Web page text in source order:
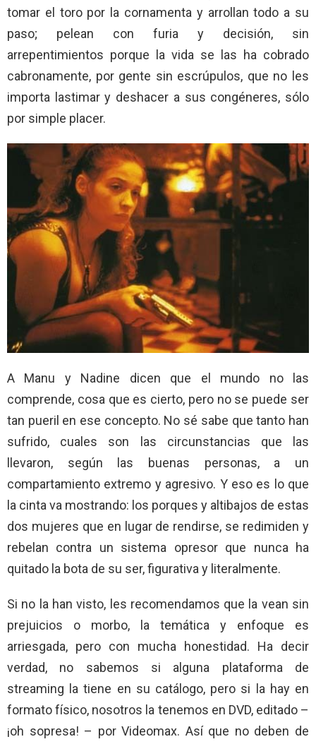
tomar el toro por la cornamenta y arrollan todo a su
paso; pelean con furia y decisión, sin
arrepentimientos porque la vida se las ha cobrado
cabronamente, por gente sin escrúpulos, que no les
importa lastimar y deshacer a sus congéneres, sólo
por simple placer.
A Manu y Nadine dicen que el mundo no las
comprende, cosa que es cierto, pero no se puede ser
tan pueril en ese concepto. No sé sabe que tanto han
sufrido, cuales son las circunstancias que las
llevaron, según las buenas personas, a un
compartamiento extremo y agresivo. Y eso es lo que
la cinta va mostrando: los porques y altibajos de estas
dos mujeres que en lugar de rendirse, se redimiden y
rebelan contra un sistema opresor que nunca ha
quitado la bota de su ser, figurativa y literalmente.
Si no la han visto, les recomendamos que la vean sin
prejuicios o morbo, la temática y enfoque es
arriesgada, pero con mucha honestidad. Ha decir
verdad, no sabemos si alguna plataforma de
streaming la tiene en su catálogo, pero si la hay en
formato físico, nosotros la tenemos en DVD, editado –
¡oh sopresa! – por Videomax. Así que no deben de